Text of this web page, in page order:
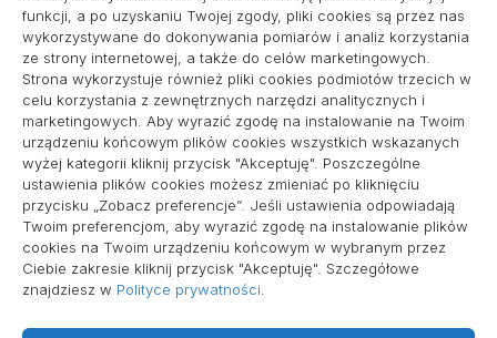
funkcji, a po uzyskaniu Twojej zgody, pliki cookies są przez nas
wykorzystywane do dokonywania pomiarów i analiz korzystania
ze strony internetowej, a także do celów marketingowych.
Strona wykorzystuje również pliki cookies podmiotów trzecich w
celu korzystania z zewnętrznych narzędzi analitycznych i
marketingowych. Aby wyrazić zgodę na instalowanie na Twoim
urządzeniu końcowym plików cookies wszystkich wskazanych
wyżej kategorii kliknij przycisk "Akceptuję". Poszczególne
ustawienia plików cookies możesz zmieniać po kliknięciu
przycisku „Zobacz preferencje”. Jeśli ustawienia odpowiadają
Twoim preferencjom, aby wyrazić zgodę na instalowanie plików
cookies na Twoim urządzeniu końcowym w wybranym przez
Ciebie zakresie kliknij przycisk "Akceptuję". Szczegółowe
znajdziesz w Polityce prywatności
Informacje
Polityka plików cookies (EU)
Polityka prywatności